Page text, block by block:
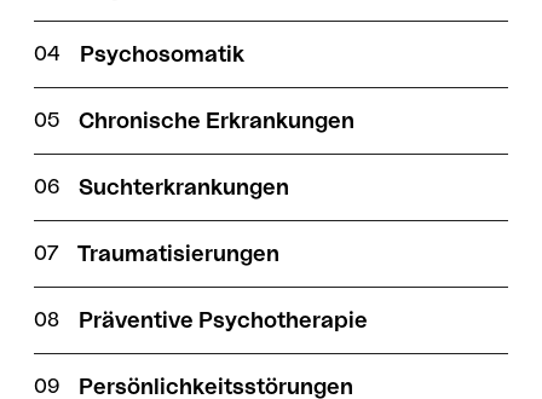
Psychosomatik
Chronische Erkrankungen
Suchterkrankungen
Traumatisierungen
Präventive Psychotherapie
Persönlichkeitsstörungen